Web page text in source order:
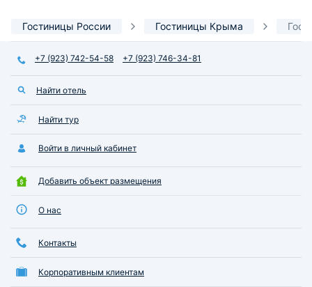
Гостиницы России Гостиницы Крыма
+7 (923) 742-54-58 +7 (923) 746-34-81
Найти отель
Найти тур
Войти в личный кабинет
Добавить объект размещения
О нас
Контакты
Корпоративным клиентам